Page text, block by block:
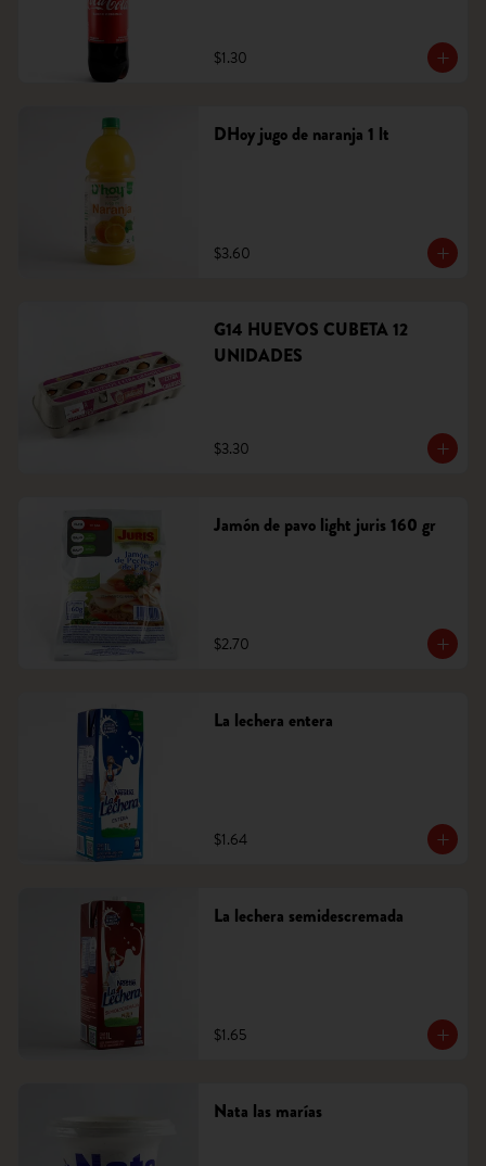
$1.30
DHoy jugo de naranja 1 lt
$3.60
G14 HUEVOS CUBETA 12
UNIDADES
$3.30
Jamón de pavo light juris 160 gr
$2.70
La lechera entera
$1.64
La lechera semidescremada
$1.65
Nata las marías